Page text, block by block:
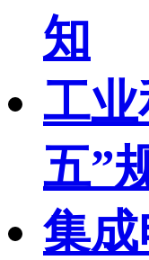
知
工
五”
集